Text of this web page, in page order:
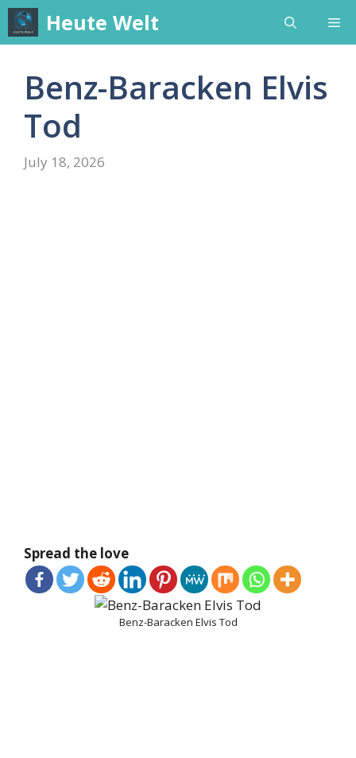
Skip
content
Heute Welt
Benz-Baracken Elvis
Tod
July 18, 2026
Spread the love
Benz-Baracken Elvis Tod